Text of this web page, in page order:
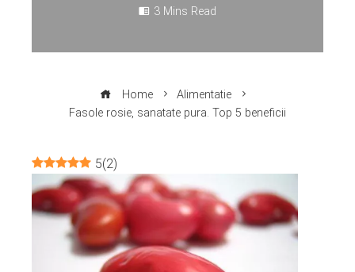
3 Mins Read
Home
Alimentatie
Fasole rosie, sanatate pura. Top 5 beneficii
5(2)